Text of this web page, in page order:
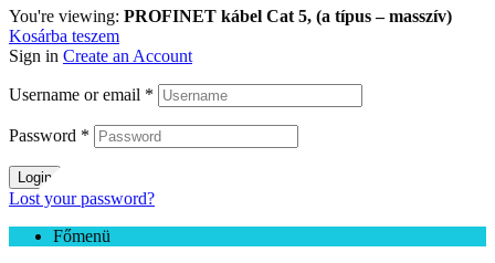
You're viewing: PROFINET kábel Cat 5, (a típus – masszív)
Kosárba teszem
Sign in Create an Account
Username or email *
Password *
Login
Lost your password?
Főmenü